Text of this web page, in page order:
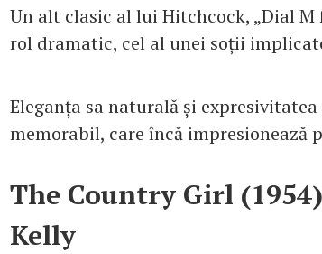
Un alt clasic al lui Hitchcock, „Dial
rol dramatic, cel al unei soții
Eleganța sa naturală și
memorabil, care încă impresionează
The Country Girl
Kelly